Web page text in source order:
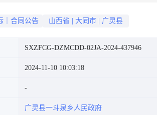
｜合同公告 山西省 大同市 广灵县
SXZFCG-DZMCDD-02JA-2024-437946
2024-11-10 10:03:18
广灵县一斗泉乡人民政府